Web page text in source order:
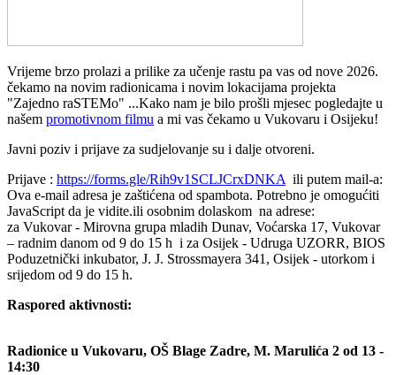
Vrijeme brzo prolazi a prilike za učenje rastu pa vas od nove 2026.
čekamo na novim radionicama i novim lokacijama projekta
"Zajedno raSTEMo" ...Kako nam je bilo prošli mjesec pogledajte u
našem promotivnom filmu a mi vas čekamo u Vukovaru i Osijeku!
Javni poziv i prijave za sudjelovanje su i dalje otvoreni.
Prijave : https://forms.gle/Rih9v1SCLJCrxDNKA ili putem mail-a:
Ova e-mail adresa je zaštićena od spambota. Potrebno je omogućiti
JavaScript da je vidite.ili osobnim dolaskom na adrese:
za Vukovar - Mirovna grupa mladih Dunav, Voćarska 17, Vukovar
– radnim danom od 9 do 15 h i za Osijek - Udruga UZORR, BIOS
Poduzetnički inkubator, J. J. Strossmayera 341, Osijek - utorkom i
srijedom od 9 do 15 h.
Raspored aktivnosti:
Radionice u Vukovaru, OŠ Blage Zadre, M. Marulića 2 od 13 -
14:30